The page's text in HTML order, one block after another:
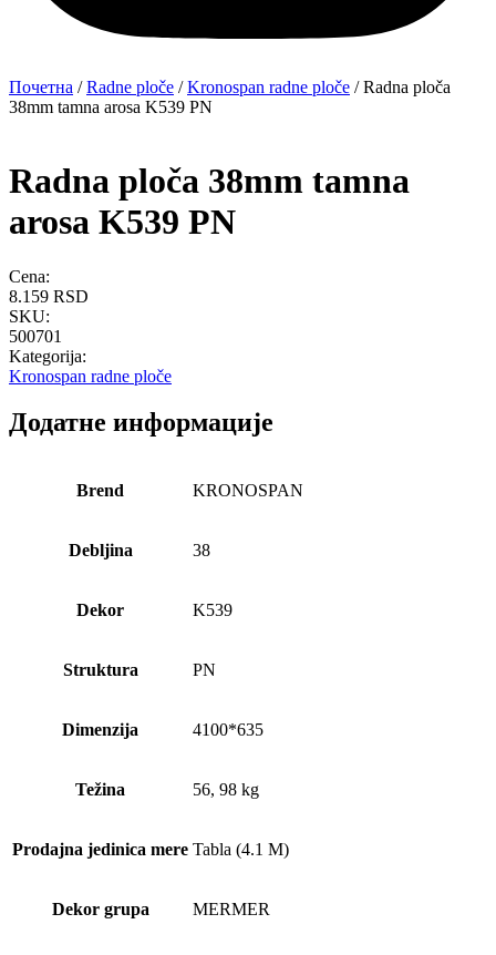
Почетна /Radne ploče /Kronospan radne ploče / Radna ploča
38mm tamna arosa K539 PN
Radna ploča 38mm tamna
arosa K539 PN
Cena:
8.159 RSD
SKU:
500701
Kategorija:
Kronospan radne ploče
Додатне информације
Brend KRONOSPAN
Debljina 38
Dekor K539
Struktura PN
Dimenzija 4100*635
Težina 56, 98 kg
Prodajna jedinica mere Tabla (4.1 M)
Dekor grupa MERMER